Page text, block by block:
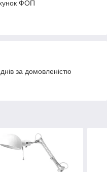
ФОП
за домовленістю